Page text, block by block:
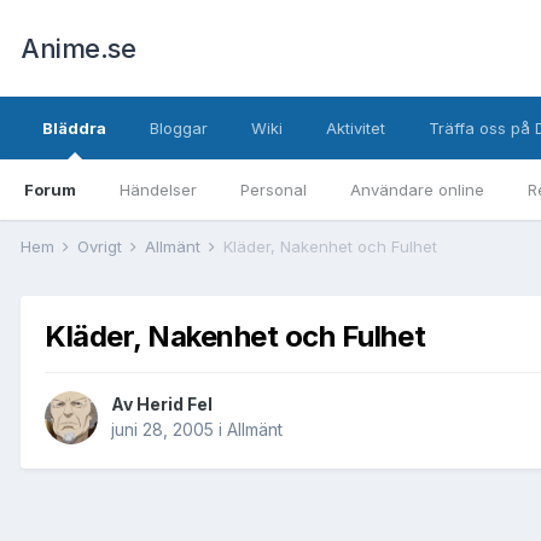
Anime.se
Bläddra
Forum Händelser Personal Användare online
Bloggar Wiki Aktivitet Träffa oss på
Hem Övrigt Allmänt Kläder, Nakenhet och Fulhet
Kläder, Nakenhet och Fulhet
Av Herid Fel
juni 28, 2005 i Allmänt